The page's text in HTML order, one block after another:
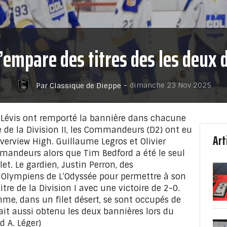
des titres des les
Par Classique de Dieppe - dimanche 23 Nov 2025
ont remporté la bannière dans chacune
la Division II, les Commandeurs (D2) ont eu
High. Guillaume Legros et Olivier
alors que Tim Bedford a été le seul
Le gardien, Justin Perron, des
de L’Odyssée pour permettre à son
de la Division I avec une victoire de 2-0.
dans un filet désert, se sont occupés de
aussi obtenu les deux bannières lors du
A. Léger)